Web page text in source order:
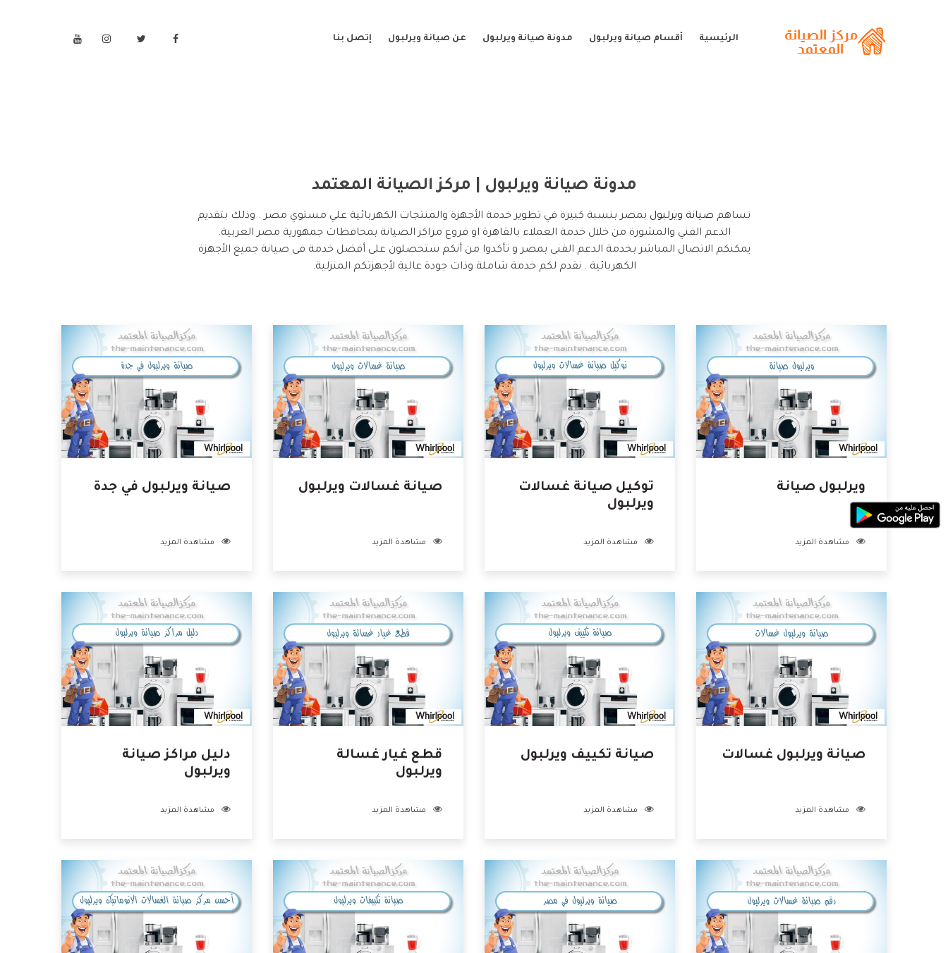
الرئيسية أقسام صيانة ويرلبول مدونة صيانة ويرلبول عن صيانة ويرلبول إتصل بنا
مدونة صيانة ويرلبول | مركز الصيانة المعتمد
تساهم صيانة ويرلبول بمصر بنسبة كبيرة في تطوير خدمة الأجهزة والمنتجات الكهربائية علي مستوي مصر . وذلك بتقديم
الدعم الفني والمشورة من خلال خدمة العملاء بالقاهرة او فروع مراكز الصيانة بمحافظات جمهورية مصر العربية.
يمكنكم الاتصال المباشر بخدمة الدعم الفنى بمصر و تأكدوا من أنكم ستحصلون على أفضل خدمة فى صيانة جميع الأجهزة
الكهربائية . نقدم لكم خدمة شاملة وذات جودة عالية لأجهزتكم المنزلية.
ويرلبول صيانة
مشاهدة المزيد
توكيل صيانة غسالات
ويرلبول
مشاهدة المزيد
صيانة غسالات ويرلبول
مشاهدة المزيد
صيانة ويرلبول في جدة
مشاهدة المزيد
صيانة ويرلبول غسالات
مشاهدة المزيد
صيانة تكييف ويرلبول
مشاهدة المزيد
قطع غيار غسالة
ويرلبول
مشاهدة المزيد
دليل مراكز صيانة
ويرلبول
مشاهدة المزيد